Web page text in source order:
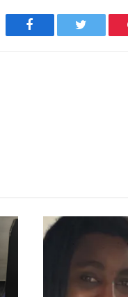
Facebook